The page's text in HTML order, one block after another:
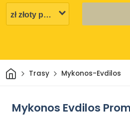
DomTrasy Mykonos-Evdilos
Mykonos Evdilos Prom